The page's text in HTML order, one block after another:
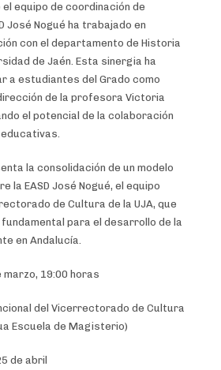
equipo de coordinación de
José Nogué ha trabajado en
con el departamento de Historia
de Jaén. Esta sinergia ha
a estudiantes del Grado como
de la profesora Victoria
el potencial de la colaboración
la consolidación de un modelo
la EASD José Nogué, el equipo
de Cultura de la UJA, que
para el desarrollo de la
en Andalucía.
19:00 horas
del Vicerrectorado de Cultura
Escuela de Magisterio)
de abril